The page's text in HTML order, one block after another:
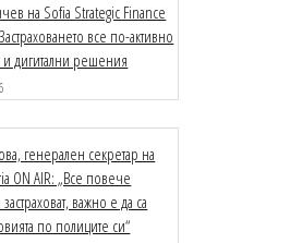
на Sofia Strategic Finance
все по-активно
и дигитални решения
генерален секретар на
ON AIR: „Все повече
важно е да са
по полиците си“